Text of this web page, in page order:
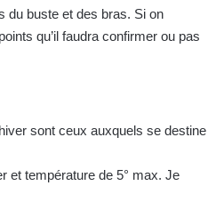
du buste et des bras. Si on
qu’il faudra confirmer ou pas
sont ceux auxquels se destine
et température de 5° max. Je